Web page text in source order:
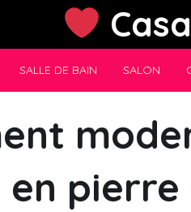
SALLE DE BAIN SALON
pierre